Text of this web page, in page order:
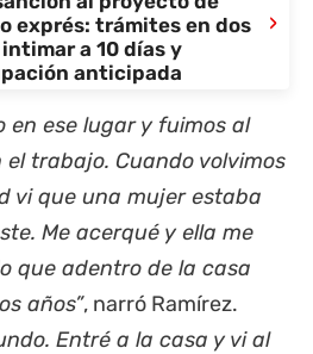
exprés: trámites en dos
intimar a 10 días y
anticipada
›
en ese lugar y fuimos al
trabajo. Cuando volvimos
vi que una mujer estaba
Me acerqué y ella me
que adentro de la casa
años”, narró Ramírez.
Entré a la casa y vi al